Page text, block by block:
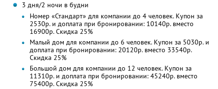
3 дня/2 ночи в будни
Номер «Стандарт» для компании до 4 человек. Купон за
2530р. и доплата при бронировании: 10140р. вместо
16900р. Скидка 25%
Малый дом для компании до 6 человек. Купон за 5030р. и
доплата при бронировании: 20120р. вместо 33540р.
Скидка 25%
Большой дом для компании до 12 человек. Купон за
11310р. и доплата при бронировании: 45240р. вместо
75400р. Скидка 25%